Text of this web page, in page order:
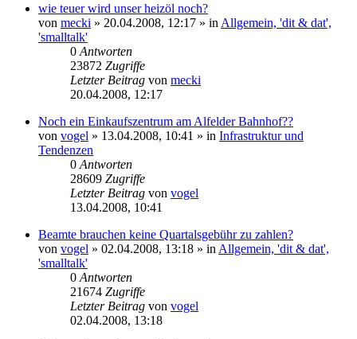
wie teuer wird unser heizöl noch?
von mecki » 20.04.2008, 12:17 » in Allgemein, 'dit & dat',
'smalltalk'
0 Antworten
23872 Zugriffe
Letzter Beitrag von mecki
20.04.2008, 12:17
Noch ein Einkaufszentrum am Alfelder Bahnhof??
von vogel » 13.04.2008, 10:41 » in Infrastruktur und
Tendenzen
0 Antworten
28609 Zugriffe
Letzter Beitrag von vogel
13.04.2008, 10:41
Beamte brauchen keine Quartalsgebühr zu zahlen?
von vogel » 02.04.2008, 13:18 » in Allgemein, 'dit & dat',
'smalltalk'
0 Antworten
21674 Zugriffe
Letzter Beitrag von vogel
02.04.2008, 13:18